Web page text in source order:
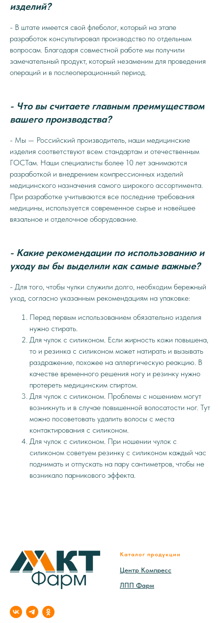
изделий?
- В штате имеется свой флеболог, который на этапе
разработок консультировал производство по отдельным
вопросам. Благодаря совместной работе мы получили
замечательный продукт, который незаменим для проведения
операций и в послеоперационный период.
- Что вы считаете главным преимуществом
вашего производства?
- Мы — Российский производитель, наши медицинские
изделия соответствуют всем стандартам и отечественным
ГОСТам. Наши специалисты более 10 лет занимаются
разработкой и внедрением компрессионных изделий
медицинского назначения самого широкого ассортимента.
При разработке учитываются все последние требования
медицины, используется современное сырье и новейшее
вязальное и отделочное оборудование.
- Какие рекомендации по использованию и
уходу вы бы выделили как самые важные?
- Для того, чтобы чулки служили долго, необходим бережный
уход, согласно указанным рекомендациям на упаковке:
Перед первым использованием обязательно изделия
нужно стирать.
Для чулок с силиконом. Если жирность кожи повышена,
то и резинка с силиконом может натирать и вызывать
раздражение, похожее на аллергическую реакцию. В
качестве временного решения ногу и резинку нужно
протереть медицинским спиртом.
Для чулок с силиконом. Проблемы с ношением могут
возникнуть и в случае повышенной волосатости ног. Тут
можно посоветовать удалить волосы с места
контактирования с силиконом.
Для чулок с силиконом. При ношении чулок с
силиконом советуем резинку с силиконом каждый час
поднимать и отпускать на пару сантиметров, чтобы не
возникало парникового эффекта.
Каталог продукции
Центр Компресс
ЛПП Фарм